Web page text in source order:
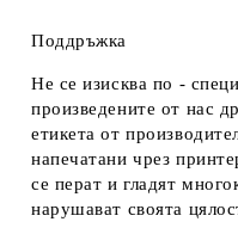
Поддръжка
Не се изисква по -
произведените от нас
етикета от
напечатани чрез
се перат и гладят
нарушават своята